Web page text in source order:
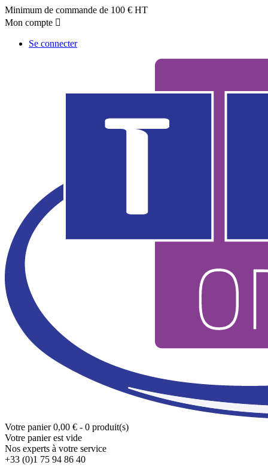
Minimum de commande de 100 € HT
Mon compte 
Se connecter
Votre panier 0,00 € - 0 produit(s)
Votre panier est vide
Nos experts à votre service
+33 (0)1 75 94 86 40